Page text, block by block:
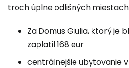
troch úplne odlišných miestach:
Za Domus Giulia, ktorý je
zaplatil 168 eur
centrálnejšie ubytovanie